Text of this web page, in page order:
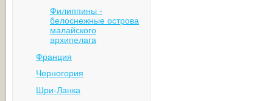
Филиппины -
белоснежные острова
малайского
архипелага
Франция
Черногория
Шри-Ланка